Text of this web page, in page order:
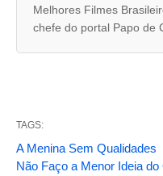
i
n
t
Melhores Filmes
chefe do portal Papo de
TAGS:
A Menina Sem Qualidades
Não Faço a Menor Ideia